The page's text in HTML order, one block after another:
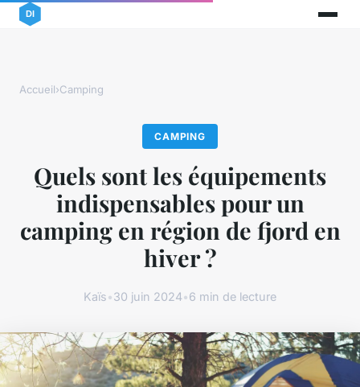
Accueil›Camping
CAMPING
Quels sont les équipements
indispensables pour un
camping en région de fjord en
hiver ?
Kaïs•30 juin 2024•6 min de lecture